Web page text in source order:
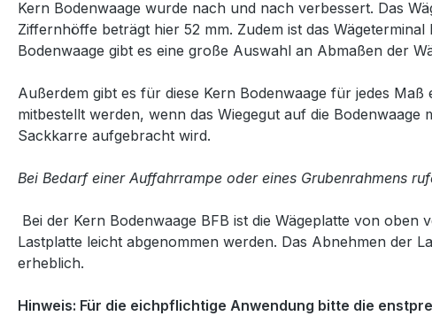
Kern Bodenwaage wurde nach und nach verbessert. Das
Ziffernhöffe beträgt hier 52 mm. Zudem ist das
Bodenwaage gibt es eine große Auswahl an Abmaßen der
Außerdem gibt es für diese Kern Bodenwaage für jedes Maß
mitbestellt werden, wenn das Wiegegut auf die Bodenwaage
Sackkarre aufgebracht wird.
Bei Bedarf einer Auffahrrampe oder eines Grubenrahmens
Bei der Kern Bodenwaage BFB ist die Wägeplatte von oben
Lastplatte leicht abgenommen werden. Das Abnehmen der
erheblich.
Hinweis: Für die eichpflichtige Anwendung bitte die